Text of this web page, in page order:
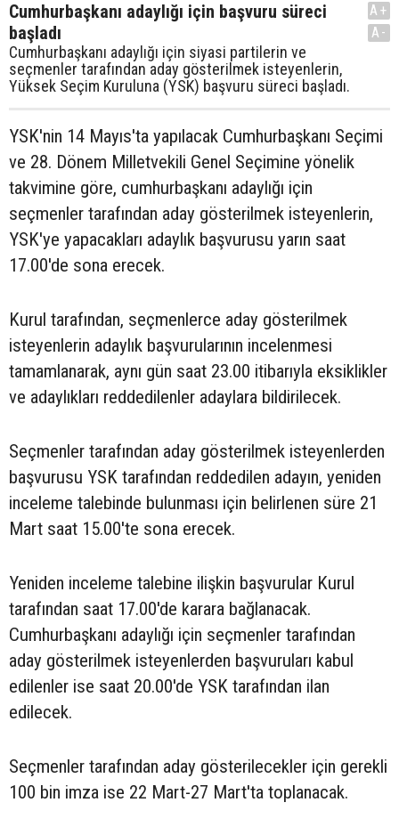
Cumhurbaşkanı adaylığı için başvuru süreci
başladı
Cumhurbaşkanı adaylığı için siyasi partilerin ve
seçmenler tarafından aday gösterilmek isteyenlerin,
Yüksek Seçim Kuruluna (YSK) başvuru süreci başladı.
A+
A-
YSK'nin 14 Mayıs'ta yapılacak Cumhurbaşkanı Seçimi
ve 28. Dönem Milletvekili Genel Seçimine yönelik
takvimine göre, cumhurbaşkanı adaylığı için
seçmenler tarafından aday gösterilmek isteyenlerin,
YSK'ye yapacakları adaylık başvurusu yarın saat
17.00'de sona erecek.
Kurul tarafından, seçmenlerce aday gösterilmek
isteyenlerin adaylık başvurularının incelenmesi
tamamlanarak, aynı gün saat 23.00 itibarıyla eksiklikler
ve adaylıkları reddedilenler adaylara bildirilecek.
Seçmenler tarafından aday gösterilmek isteyenlerden
başvurusu YSK tarafından reddedilen adayın, yeniden
inceleme talebinde bulunması için belirlenen süre 21
Mart saat 15.00'te sona erecek.
Yeniden inceleme talebine ilişkin başvurular Kurul
tarafından saat 17.00'de karara bağlanacak.
Cumhurbaşkanı adaylığı için seçmenler tarafından
aday gösterilmek isteyenlerden başvuruları kabul
edilenler ise saat 20.00'de YSK tarafından ilan
edilecek.
Seçmenler tarafından aday gösterilecekler için gerekli
100 bin imza ise 22 Mart-27 Mart'ta toplanacak.